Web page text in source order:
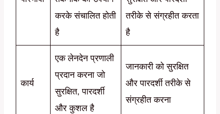
करके संचालित होती
है
तरीके से संग्रहीत करता
है
कार्य
एक लेनदेन प्रणाली
प्रदान करना जो
सुरक्षित, पारदर्शी
और कुशल है
जानकारी को सुरक्षित
और पारदर्शी तरीके से
संग्रहीत करना